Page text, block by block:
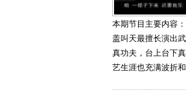
本期节目主要内容
盖叫天最擅长演出
真功夫，台上台下
艺生涯也充满波折